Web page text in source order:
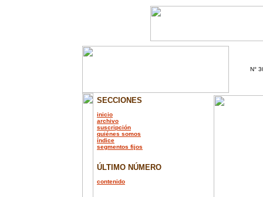
N°
SECCIONES
inicio
archivo
suscripción
quiénes somos
índice
segmentos fijos
ÚLTIMO NÚMERO
contenido